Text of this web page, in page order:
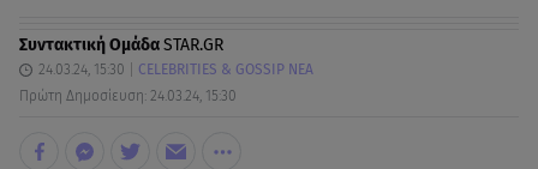
Συντακτική ΟμάδαSTAR.GR
24.03.24, 15:30
CELEBRITIES & GOSSIP ΝΕΑ
Πρώτη Δημοσίευση: 24.03.24, 15:30